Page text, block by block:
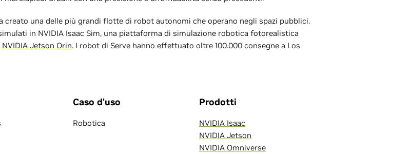
creato una delle più grandi flotte di robot autonomi che operano negli spazi pubblici.
in NVIDIA Isaac Sim, una piattaforma di simulazione robotica fotorealistica
NVIDIA Jetson Orin. I robot di Serve hanno effettuato oltre 100.000 consegne a Los
Caso d'uso
Robotica
Prodotti
NVIDIA Isaac
NVIDIA Jetson
NVIDIA Omniverse